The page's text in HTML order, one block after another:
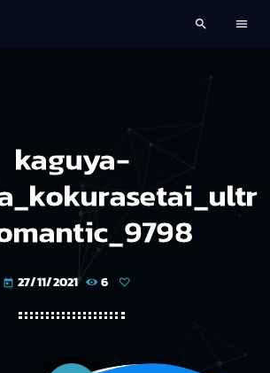
search menu
kaguya-
today 27/11/2021 6